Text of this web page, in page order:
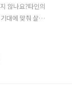
않나요?타인의
대에 맞춰 살아가
되고, 자존감은
작됩니다. 🎯 왜